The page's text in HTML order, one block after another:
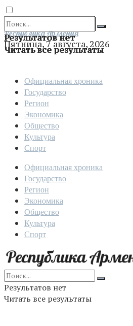
Результатов нет
Читать все результаты
Отправить
Республика Армения
Пятница, 7 августа, 2026
Официальная хроника
Государство
Регион
Экономика
Общество
Культура
Спорт
Официальная хроника
Государство
Регион
Экономика
Общество
Культура
Спорт
Результатов нет
Читать все результаты